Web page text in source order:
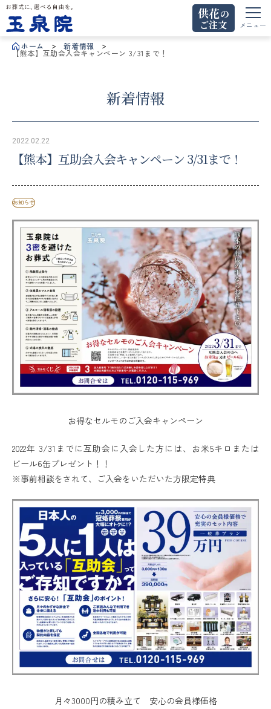
お葬式に、選べる自由を。玉泉院
供花の
ご注文
メニュー
ホーム 新着情報
【熊本】互助会入会キャンペーン 3/31まで！
新着情報
2022.02.22
【熊本】互助会入会キャンペーン 3/31まで！
お知らせ
お得なセルモのご入会キャンペーン
2022年 3/31までに互助会に入会した方には、お米5キロまたは
ビール6缶プレゼント！！
※事前相談をされて、ご入会をいただいた方限定特典
月々3000円の積み立て 安心の会員様価格